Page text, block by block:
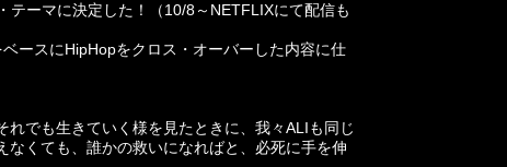
テーマに決定した！（10/8～NETFLIXにて配信も
ースにHipHopをクロス・オーバーした内容に仕
でも生きていく様を見たときに、我々ALIも同じ
くても、誰かの救いになればと、必死に手を伸